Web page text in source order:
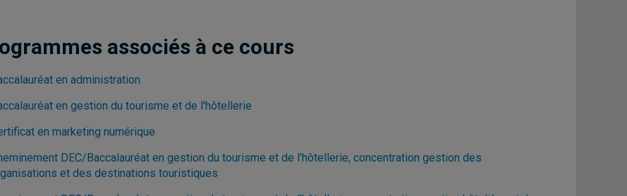
associés à ce cours
en administration
en gestion du tourisme et de l'hôtellerie
en marketing numérique
DEC/Baccalauréat en gestion du tourisme et de l'hôtellerie, concentration gestion des
et des destinations touristiques